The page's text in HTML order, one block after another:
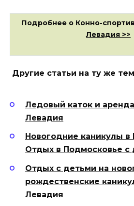
Подробнее о Конно-
Левадия >>
Другие статьи на ту же
Ледовый каток и
Левадия
Новогодние каникулы
Отдых в Подмосковье с
Отдых с детьми на
рождественские
Левадия